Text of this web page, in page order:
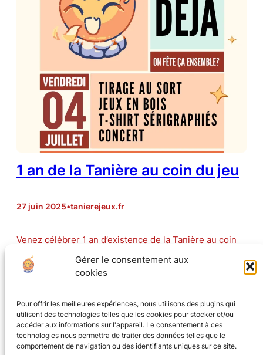
Gérer le consentement aux
cookies
Pour offrir les meilleures expériences, nous utilisons des plugins qui
utilisent des technologies telles que les cookies pour stocker et/ou
accéder aux informations sur l'appareil. Le consentement à ces
technologies nous permettra de traiter des données telles que le
comportement de navigation ou des identifiants uniques sur ce site.
1 an de la Tanière au coin du jeu
27 juin 2025•tanierejeux.fr
Venez célébrer 1 an d’existence de la Tanière au coin
du jeu avec nous le vendredi 4 juillet ! Au programme :
Tirage au sort des 1 an : Nous mettrons un tableau sur
lequel seront affichés tous les mots que vous nous